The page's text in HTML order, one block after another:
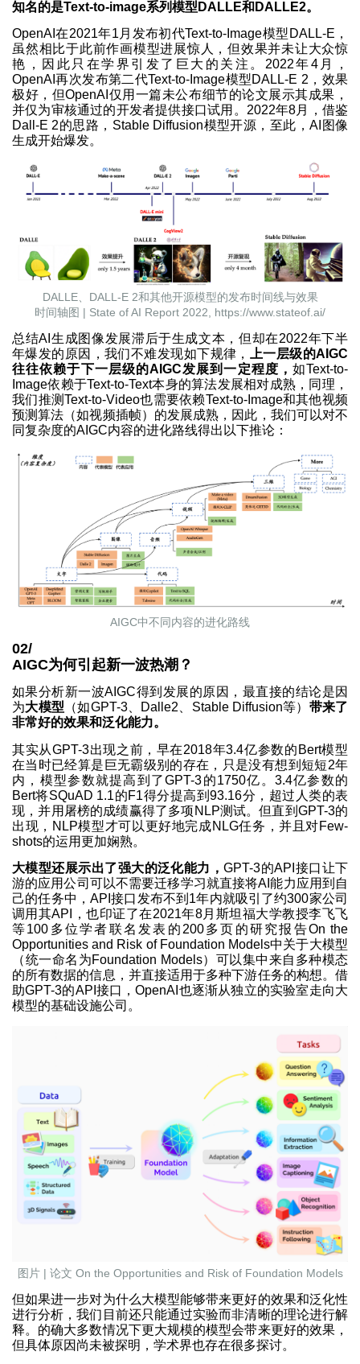
知名的是Text-to-image系列模型DALLE和DALLE2。
OpenAI在2021年1月发布初代Text-to-Image模型DALL-E，
虽然相比于此前作画模型进展惊人，但效果并未让大众惊
艳，因此只在学界引发了巨大的关注。2022年4月，
OpenAI再次发布第二代Text-to-Image模型DALL-E 2，效果
极好，但OpenAI仅用一篇未公布细节的论文展示其成果，
并仅为审核通过的开发者提供接口试用。2022年8月，借鉴
Dall-E 2的思路，Stable Diffusion模型开源，至此，AI图像
生成开始爆发。
DALLE、DALL-E 2和其他开源模型的发布时间线与效果
时间轴图 | State of AI Report 2022, https://www.stateof.ai/
总结AI生成图像发展滞后于生成文本，但却在2022年下半
年爆发的原因，我们不难发现如下规律，
上一层级的AIGC
往往依赖于下一层级的AIGC发展到一定程度， 如Text-to-
Image依赖于Text-to-Text本身的算法发展相对成熟，同理，
我们推测Text-to-Video也需要依赖Text-to-Image和其他视频
预测算法（如视频插帧）的发展成熟，因此，我们可以对不
同复杂度的AIGC内容的进化路线得出以下推论：
AIGC中不同内容的进化路线
02/
AIGC为何引起新一波热潮？
如果分析新一波AIGC得到发展的原因，最直接的结论是因
为大模型 （如GPT-3、Dalle2、Stable Diffusion等） 带来了
非常好的效果和泛化能力。
其实从GPT-3出现之前，早在2018年3.4亿参数的Bert模型
在当时已经算是巨无霸级别的存在，只是没有想到短短2年
内，模型参数就提高到了GPT-3的1750亿。3.4亿参数的
Bert将SQuAD 1.1的F1得分提高到93.16分，超过人类的表
现，并用屠榜的成绩赢得了多项NLP测试。但直到GPT-3的
出现，NLP模型才可以更好地完成NLG任务，并且对Few-
shots的运用更加娴熟。
大模型还展示出了强大的泛化能力，GPT-3的API接口让下
游的应用公司可以不需要迁移学习就直接将AI能力应用到自
己的任务中，API接口发布不到1年内就吸引了约300家公司
调用其API，也印证了在2021年8月斯坦福大学教授李飞飞
等100多位学者联名发表的200多页的研究报告On the
Opportunities and Risk of Foundation Models中关于大模型
（统一命名为Foundation Models）可以集中来自多种模态
的所有数据的信息，并直接适用于多种下游任务的构想。借
助GPT-3的API接口，OpenAI也逐渐从独立的实验室走向大
模型的基础设施公司。
图片 | 论文 On the Opportunities and Risk of Foundation Models
但如果进一步对为什么大模型能够带来更好的效果和泛化性
进行分析，我们目前还只能通过实验而非清晰的理论进行解
释。的确大多数情况下更大规模的模型会带来更好的效果，
但具体原因尚未被探明，学术界也存在很多探讨。